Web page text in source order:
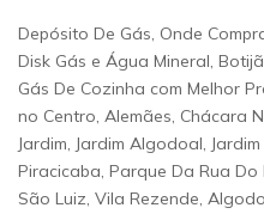
Depósito De Gás, Onde
Disk Gás e Água Mineral,
Gás De Cozinha com Melhor
no Centro, Alemães, Chácara
Jardim, Jardim Algodoal,
Piracicaba, Parque Da Rua
São Luiz, Vila Rezende,